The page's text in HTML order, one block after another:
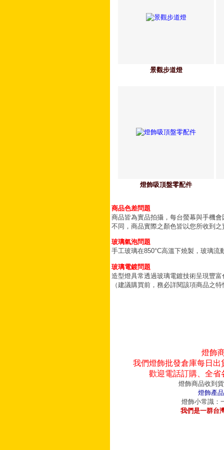
景觀步道燈
燈飾吸頂盤零配件
商品色差問題
商品皆為實品拍攝，每台螢幕與手機
不同，商品實際之顏色皆以您所收到之
玻璃氣泡問題
手工玻璃在850°C高溫下燒製，玻璃
玻璃電鍍問題
造型燈具常透過玻璃電鍍技術呈現豐
（建議購買前，務必詳閱該項商品之
燈飾
我們燈飾批發倉庫每日
歡迎電話訂購、全
燈飾商品收到
燈飾產
燈飾小常識：
我們是一群台